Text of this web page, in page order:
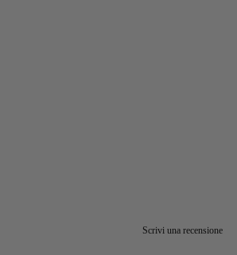
Scrivi una recensione